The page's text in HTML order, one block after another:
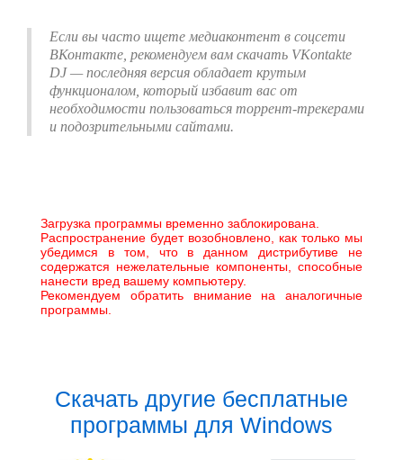
Если вы часто ищете медиаконтент в соцсети
ВКонтакте, рекомендуем вам скачать VKontakte
DJ — последняя версия обладает крутым
функционалом, который избавит вас от
необходимости пользоваться торрент-трекерами
и подозрительными сайтами.
Загрузка программы временно заблокирована.
Распространение будет возобновлено, как только мы
убедимся в том, что в данном дистрибутиве не
содержатся нежелательные компоненты, способные
нанести вред вашему компьютеру.
Рекомендуем обратить внимание на аналогичные
программы.
Скачать другие бесплатные
программы для Windows